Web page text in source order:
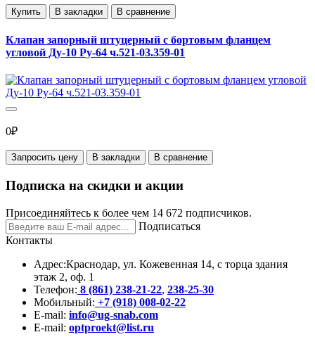
Купить В закладки В сравнение
Клапан запорный штуцерный с бортовым фланцем
угловой Ду-10 Ру-64 ч.521-03.359-01
0₽
Запросить цену В закладки В сравнение
Подписка на скидки и акции
Присоединяйтесь к более чем 14 672 подписчиков.
Подписаться
Контакты
Адрес:Краснодар, ул. Кожевенная 14, с торца здания
этаж 2, оф. 1
Телефон: 8 (861) 238-21-22, 238-25-30
Мобильный: +7 (918) 008-02-22
E-mail: info@ug-snab.com
E-mail: optproekt@list.ru